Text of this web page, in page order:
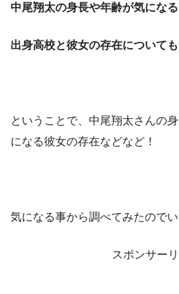
中尾翔太の身長や年齢が気になる
出身高校と彼女の存在についても
ということで、中尾翔太さんの
になる彼女の存在などなど！
気になる事から調べてみたので
スポンサー